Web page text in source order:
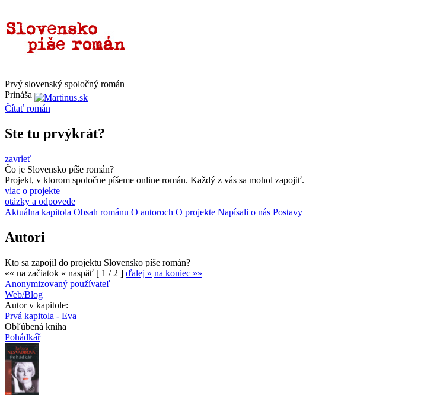
Prvý slovenský spoločný román
Prináša
Čítať román
Ste tu prvýkrát?
zavrieť
Čo je Slovensko píše román?
Projekt, v ktorom spoločne píšeme online román. Každý z vás sa mohol zapojiť.
viac o projekte
otázky a odpovede
Aktuálna kapitola Obsah románu O autoroch O projekte Napísali o nás Postavy
Autori
Kto sa zapojil do projektu Slovensko píše román?
«« na začiatok « naspäť [ 1 / 2 ] ďalej » na koniec »»
Anonymizovaný používateľ
Web/Blog
Autor v kapitole:
Prvá kapitola - Eva
Obľúbená kniha
Pohádkář